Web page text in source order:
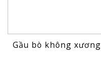
Gầu bò không xương